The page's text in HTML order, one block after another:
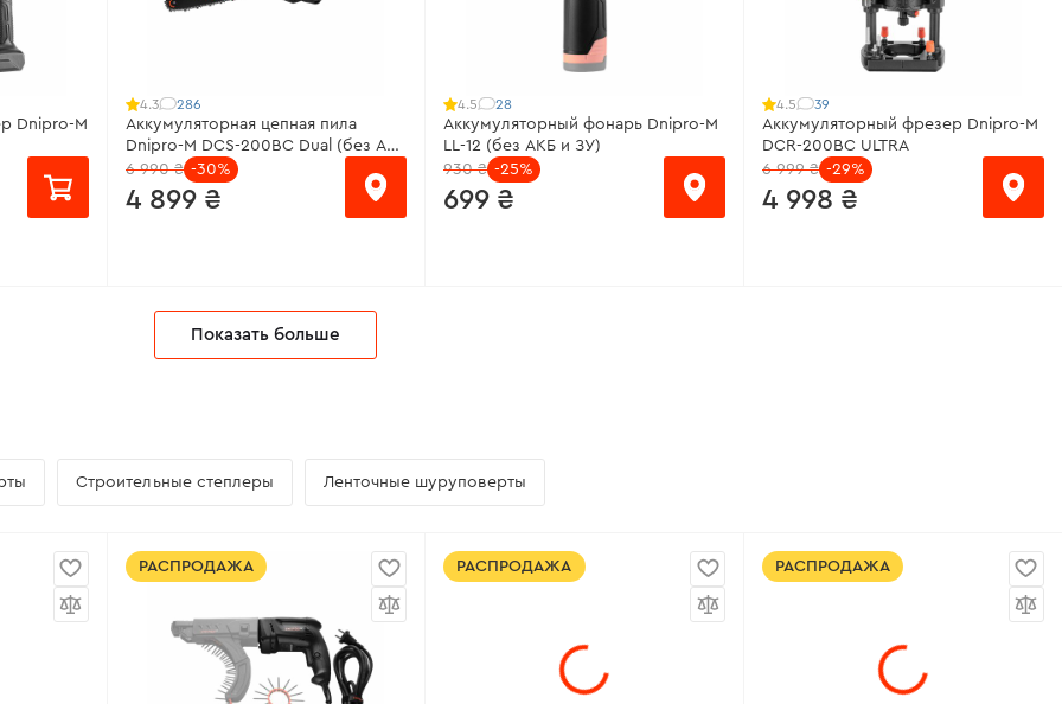
Dnipro-M
мин
4.3 286
Аккумуляторная цепная пила
Dnipro-M DCS-200BC Dual (без АКБ
и ЗУ)
6 990 ₴ -30%
4 899 ₴
от 327 ₴/месяц
Напряжение аккумулятора:20 В
Система натяжения цепи:
бесключевая
4.5 28
Аккумуляторный фонарь Dnipro-M
LL-12 (без АКБ и ЗУ)
930 ₴ -25%
699 ₴
Лм
Количество режимов работы:
Все характеристики
4.5 39
Аккумуляторный фрезер Dnipro-M
DCR-200BC ULTRA
6 999 ₴ -29%
4 998 ₴
Показать больше
Строительные степлеры Ленточные шуруповерты
РАСПРОДАЖА РАСПРОДАЖА РАСПРОДАЖА